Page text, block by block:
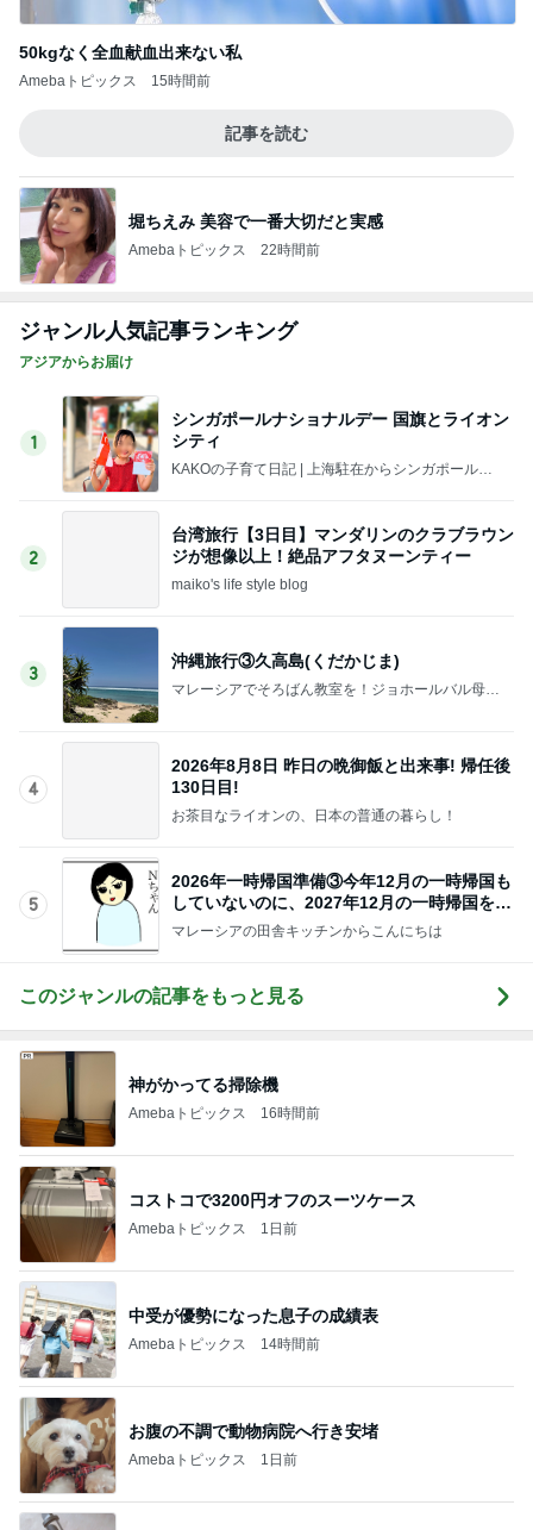
50kgなく全血献血出来ない私
Amebaトピックス 15時間前
記事を読む
堀ちえみ 美容で一番大切だと実感
Amebaトピックス 22時間前
ジャンル人気記事ランキング
アジアからお届け
1
シンガポールナショナルデー 国旗とライオン
シティ
KAKOの子育て日記 | 上海駐在からシンガポール駐
2
台湾旅行【3日目】マンダリンのクラブラウン
ジが想像以上！絶品アフタヌーンティー
maiko's life style blog
3
沖縄旅行③久高島(くだかじま)
マレーシアでそろばん教室を！ジョホールバル母子
4
2026年8月8日 昨日の晩御飯と出来事! 帰任後
130日目!
お茶目なライオンの、日本の普通の暮らし！
5
2026年一時帰国準備③今年12月の一時帰国も
していないのに、2027年12月の一時帰国を考
える
マレーシアの田舎キッチンからこんにちは
このジャンルの記事をもっと見る
神がかってる掃除機
Amebaトピックス 16時間前
コストコで3200円オフのスーツケース
Amebaトピックス 1日前
中受が優勢になった息子の成績表
Amebaトピックス 14時間前
お腹の不調で動物病院へ行き安堵
Amebaトピックス 1日前